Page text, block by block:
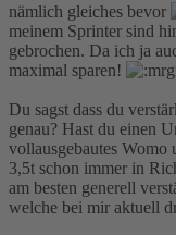
nämlich gleiches bevor
meinem Sprinter sind
gebrochen. Da ich ja
maximal sparen!
Du sagst dass du
genau? Hast du einen
vollausgebautes Womo
3,5t schon immer in
am besten generell
welche bei mir aktuell